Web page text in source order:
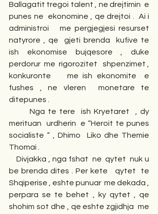
Ballagatit tregoi talent , ne drejtimin  e
punes ne  ekonomine , qe drejtoi .  Ai i
administroi   me pergjegjesi resurset
natyrore , qe  gjeti brenda  kufive te
ish ekonomise bujqesore , duke
perdorur  me  rigorozitet   shpenzimet ,
konkuronte    me ish ekonomite  e
fushes , ne vleren  monetare te
ditepunes .
merituan  urdherin  e “Heroit te punes
socialiste “ , Dhimo  Liko dhe Themie
Thomai .
    Divjakka , nga fshat  ne  qytet  nuk u
be brenda dites . Per kete   qytet  te
Shqiperise , eshte punuar  me dekada ,
perpara se te behet , ky qytet , qe
shohim sot dhe , qe eshte zgjidhja  me